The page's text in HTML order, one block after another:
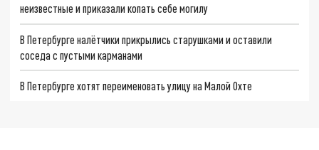
неизвестные и приказали копать себе могилу
В Петербурге налётчики прикрылись старушками и оставили
соседа с пустыми карманами
В Петербурге хотят переименовать улицу на Малой Охте